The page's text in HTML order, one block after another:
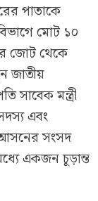
পাতাকে
মোট ১০
জোট থেকে
জাতীয়
সাবেক মন্ত্রী
এবং
আসনের সংসদ
একজন চূড়ান্ত